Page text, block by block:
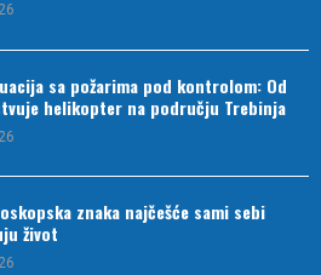
sa požarima pod kontrolom: Od
helikopter na području Trebinja
znaka najčešće sami sebi
život